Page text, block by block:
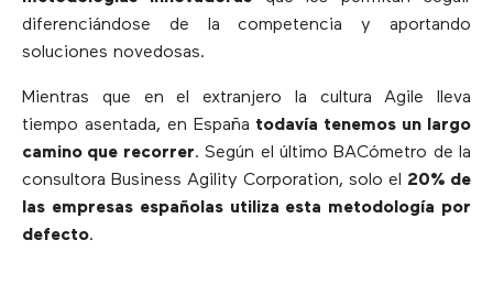
diferenciándose de la competencia y aportando
soluciones novedosas.
Mientras que en el extranjero la cultura Agile lleva
tiempo asentada, en España todavía tenemos un largo
camino que recorrer. Según el último BACómetro de la
consultora Business Agility Corporation, solo el 20% de
las empresas españolas utiliza esta metodología por
defecto.